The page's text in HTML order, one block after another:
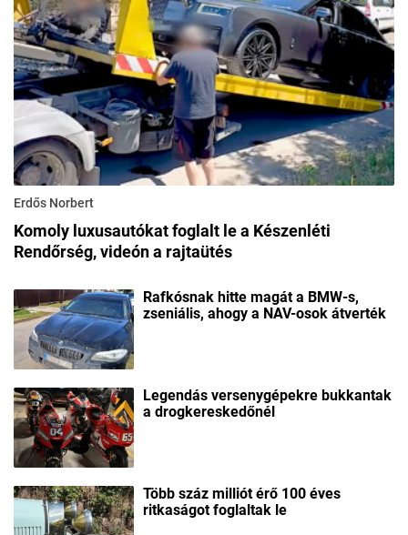
Erdős Norbert
Komoly luxusautókat foglalt le a Készenléti
Rendőrség, videón a rajtaütés
Rafkósnak hitte magát a BMW-s,
zseniális, ahogy a NAV-osok átverték
Legendás versenygépekre bukkantak
a drogkereskedőnél
Több száz milliót érő 100 éves
ritkaságot foglaltak le